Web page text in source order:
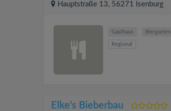
Hauptstraße 13, 56271 Isenburg
Gasthaus Biergarten
Regional
Elke’s Bieberbau